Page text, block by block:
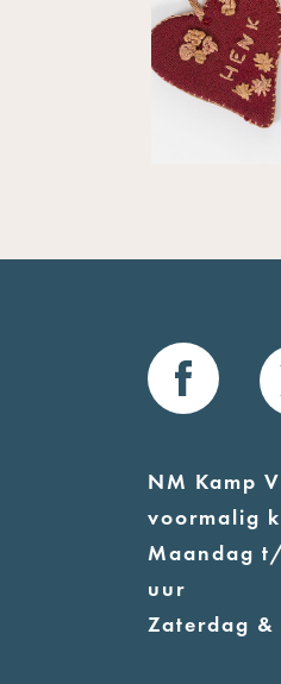
NM Kamp
voormalig
Maandag
uur
Zaterdag